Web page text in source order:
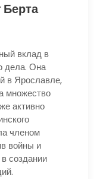
Берта
вклад в
дела. Она
в Ярославле,
множество
активно
членом
войны и
создании